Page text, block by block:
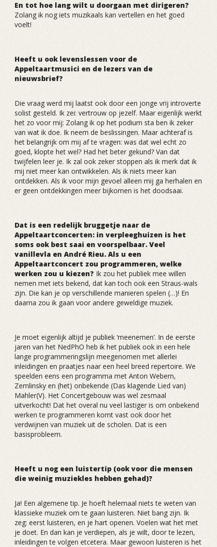
En tot hoe lang wilt u doorgaan met dirigeren?
Zolang ik nog iets muzikaals kan vertellen en het goed
voelt!
Heeft u ook levenslessen voor de
Appeltaartmusici en de lezers van de
nieuwsbrief?
Die vraag werd mij laatst ook door een jonge vrij introverte
solist gesteld. Ik zei: vertrouw op jezelf. Maar eigenlijk werkt
het zo voor mij: Zolang ik op het podium sta ben ik zeker
van wat ik doe. Ik neem de beslissingen. Maar achteraf is
het belangrijk om mij af te vragen: was dat wel echt zo
goed, klopte het wel? Had het beter gekund? Van dat
twijfelen leer je. Ik zal ook zeker stoppen als ik merk dat ik
mij niet meer kan ontwikkelen. Als ik niets meer kan
ontdekken. Als ik voor mijn gevoel alleen mij ga herhalen en
er geen ontdekkingen meer bijkomen is het doodsaai.
Dat is een redelijk bruggetje naar de
Appeltaartconcerten: in verpleeghuizen is het
soms ook best saai en voorspelbaar. Veel
vanillevla en André Rieu. Als u een
Appeltaartconcert zou programmeren, welke
werken zou u kiezen? Ik zou het publiek mee willen
nemen met iets bekend, dat kan toch ook een Straus-wals
zijn. Die kan je op verschillende manieren spelen (…)! En
daarna zou ik gaan voor andere geweldige muziek.
Je moet eigenlijk altijd je publiek ‘meenemen’. In de eerste
jaren van het NedPhO heb ik het publiek ook in een hele
lange programmeringslijn meegenomen met allerlei
inleidingen en praatjes naar een heel breed repertoire. We
speelden eens een programma met Anton Webern,
Zemlinsky en (het) onbekende (Das klagende Lied van)
Mahler(V). Het Concertgebouw was wel zesmaal
uitverkocht! Dat het overal nu veel lastiger is om onbekend
werken te programmeren komt vast ook door het
verdwijnen van muziek uit de scholen. Dat is een
basisprobleem.
Heeft u nog een luistertip (ook voor die mensen
die weinig muziekles hebben gehad)?
Ja! Een algemene tip. Je hoeft helemaal niets te weten van
klassieke muziek om te gaan luisteren. Niet bang zijn. Ik
zeg: eerst luisteren, en je hart openen. Voelen wat het met
je doet. En dan kan je verdiepen, als je wilt, door te lezen,
inleidingen te volgen etcetera. Maar gewoon luisteren is het